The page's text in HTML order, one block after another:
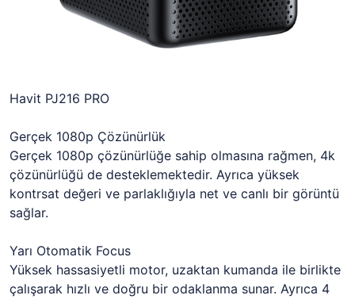
Havit PJ216 PRO
Gerçek 1080p Çözünürlük
Gerçek 1080p çözünürlüğe sahip olmasına rağmen, 4k
çözünürlüğü de desteklemektedir. Ayrıca yüksek
kontrsat değeri ve parlaklığıyla net ve canlı bir görüntü
sağlar.
Yarı Otomatik Focus
Yüksek hassasiyetli motor, uzaktan kumanda ile birlikte
çalışarak hızlı ve doğru bir odaklanma sunar. Ayrıca 4